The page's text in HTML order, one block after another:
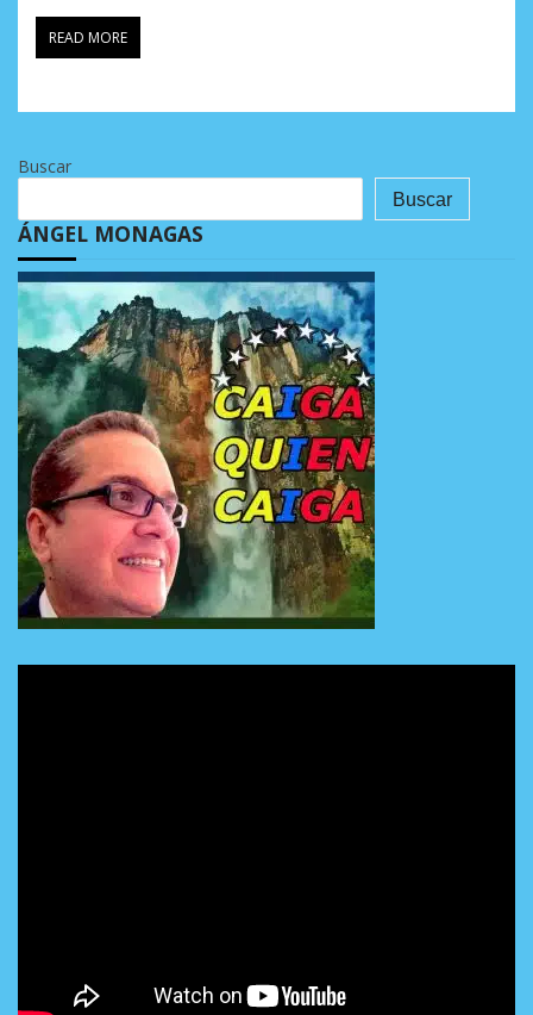
READ MORE
Buscar
Buscar
ÁNGEL MONAGAS